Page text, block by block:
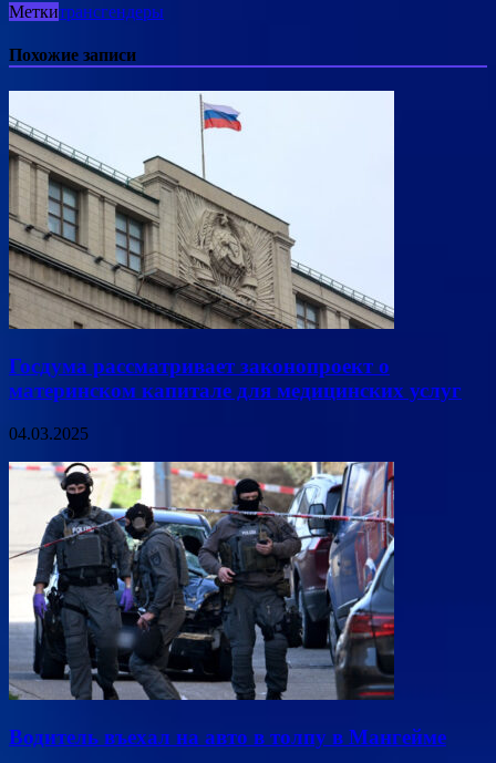
Меткитрансгендеры
Похожие записи
Госдума рассматривает законопроект о
материнском капитале для медицинских услуг
04.03.2025
Водитель въехал на авто в толпу в Мангейме